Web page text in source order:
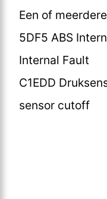
Een of
5DF5 ABS
Internal Fault
C1EDD
sensor cutoff